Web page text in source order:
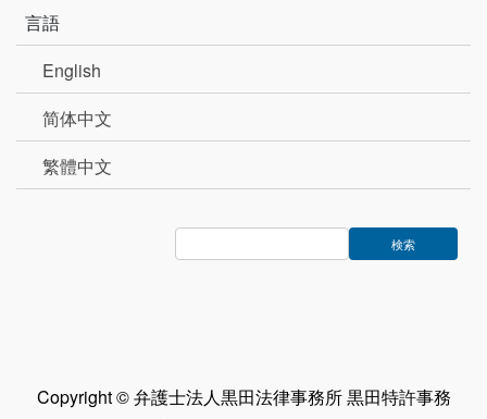
言語
English
简体中文
繁體中文
Copyright © 弁護士法人黒田法律事務所 黒田特許事務